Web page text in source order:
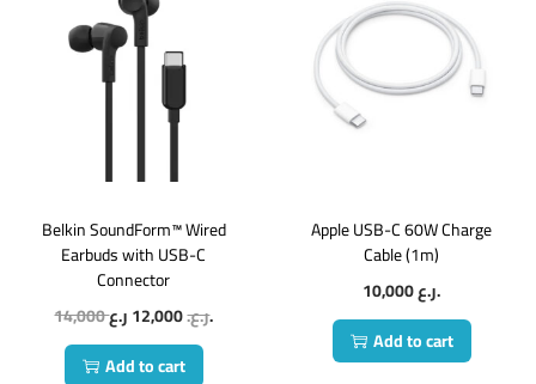
Belkin SoundForm™ Wired
Earbuds with USB-C
Connector
14,000
ر.ع.12,000
ر.ع.
Add to cart
Apple USB-C 60W Charge
Cable (1m)
10,000
ر.ع.
Add to cart